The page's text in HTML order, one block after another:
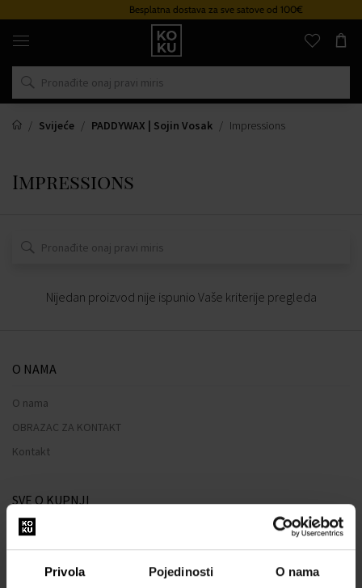
Privola Pojedinosti O nama
Besplatna dostava za sve satove od 100€
Originalni
parfemi
satovi
na
mjestu
Svijeće
PADDYWAX | Sojin Vosak Impressions
Impressions
Nijedan proizvod nije ispunio Vaše kriterije pregleda
O NAMA
O nama
OBRAZAC ZA KONTAKT
Kontakt
SVE O KUPNJI
Sustav vjernosti